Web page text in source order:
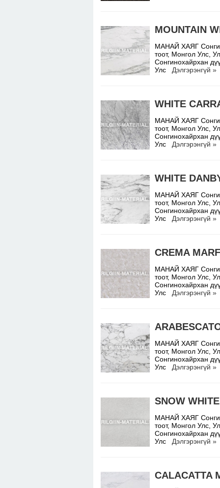
MOUNTAIN
МАНАЙ ХАЯГ
тоот, Монгол Улс,
Сонгинохайрхан
Улс Дэлгэрэнгүй »
WHITE
МАНАЙ ХАЯГ
тоот, Монгол Улс,
Сонгинохайрхан
Улс Дэлгэрэнгүй »
WHITE
МАНАЙ ХАЯГ
тоот, Монгол Улс,
Сонгинохайрхан
Улс Дэлгэрэнгүй »
CREMA
МАНАЙ ХАЯГ
тоот, Монгол Улс,
Сонгинохайрхан
Улс Дэлгэрэнгүй »
МАНАЙ ХАЯГ
тоот, Монгол Улс,
Сонгинохайрхан
Улс Дэлгэрэнгүй »
SNOW WHITE
МАНАЙ ХАЯГ
тоот, Монгол Улс,
Сонгинохайрхан
Улс Дэлгэрэнгүй »
CALACATTA